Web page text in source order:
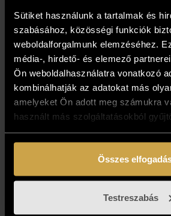
Sütiket használunk a tartalmak és
szabásához, közösségi funkciók
weboldalforgalmunk elemzéséhez.
média-, hirdető- és elemező
Ön weboldalhasználatra vonatkozó
kombinálhatják az adatokat más
amelyeket Ön adott meg számukra
használt más szolgáltatásokból
Összes
Testreszabás
Pálfy Putyu -
(50x50
217 000
Kosárba